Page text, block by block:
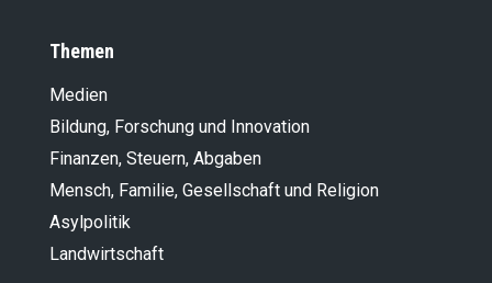
Themen
Medien
Bildung, Forschung und Innovation
Finanzen, Steuern, Abgaben
Mensch, Familie, Gesellschaft und Religion
Asylpolitik
Landwirt­schaft